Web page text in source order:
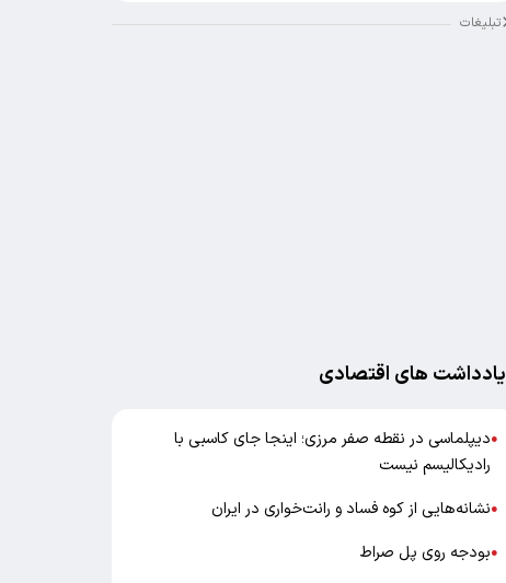
تبلیغات
یادداشت های اقتصادی
●دیپلماسی در نقطه صفر مرزی؛ اینجا جای کاسبی با
رادیکالیسم نیست
●نشانه‌هایی از کوه فساد و رانت‌خواری در ایران
●بودجه روی پل صراط